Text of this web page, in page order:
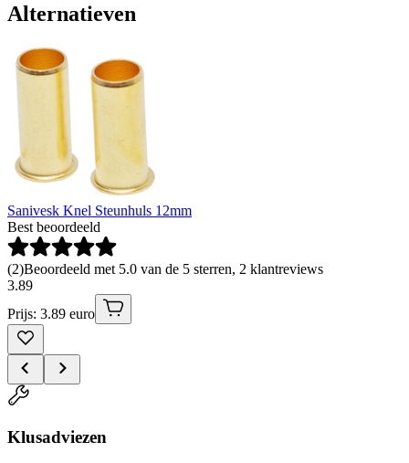
Alternatieven
Sanivesk Knel Steunhuls 12mm
Best beoordeeld
(2)Beoordeeld met 5.0 van de 5 sterren, 2 klantreviews
3.89
Prijs: 3.89 euro
Klusadviezen